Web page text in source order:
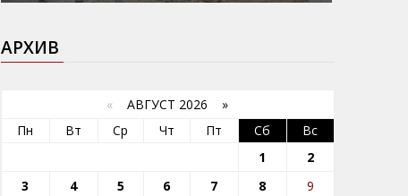
АРХИВ
« АВГУСТ 2026 »
Пн
Вт Ср Чт Пт Сб
Вс
1
2
3
4 5 6 7 8
9